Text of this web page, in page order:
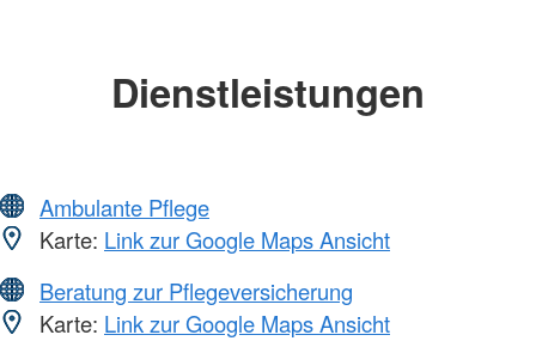
Dienstleistungen
Ambulante Pflege
Karte: Link zur Google Maps Ansicht
Beratung zur Pflegeversicherung
Karte: Link zur Google Maps Ansicht